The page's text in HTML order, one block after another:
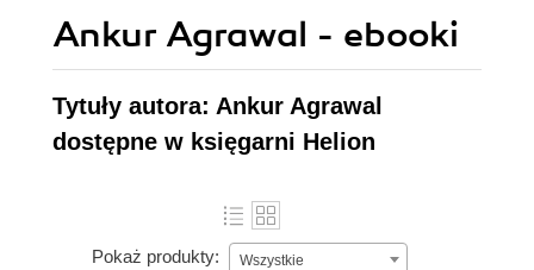
Ankur Agrawal - ebooki
Tytuły autora: Ankur Agrawal
dostępne w księgarni Helion
Pokaż produkty: Wszystkie